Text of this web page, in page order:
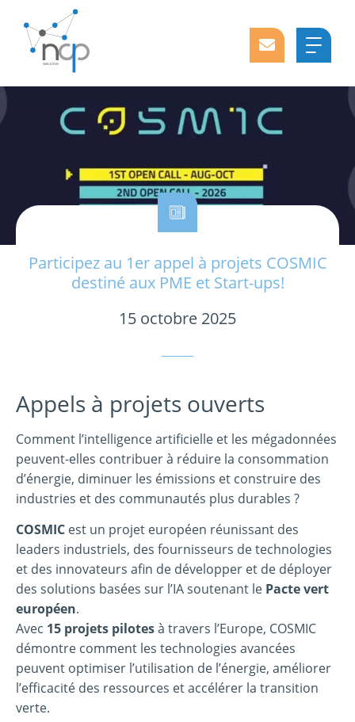
Participez au 1er appel à projets COSMIC
destiné aux PME et Start-ups!
15 octobre 2025
Appels à projets ouverts
Comment l’intelligence artificielle et les mégadonnées
peuvent-elles contribuer à réduire la consommation
d’énergie, diminuer les émissions et construire des
industries et des communautés plus durables ?
COSMIC est un projet européen réunissant des
leaders industriels, des fournisseurs de technologies
et des innovateurs afin de développer et de déployer
des solutions basées sur l’IA soutenant le Pacte vert
européen.
Avec 15 projets pilotesà travers l’Europe, COSMIC
démontre comment les technologies avancées
peuvent optimiser l’utilisation de l’énergie, améliorer
l’efficacité des ressources et accélérer la transition
verte.